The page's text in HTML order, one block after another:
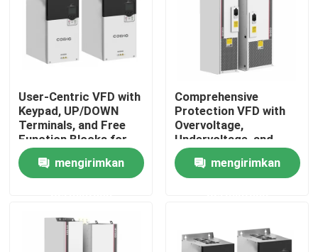
Rumah
User-Centric VFD with
Keypad, UP/DOWN
Terminals, and Free
Function Blocks for
Easy Operation and
Setup mengirimkan
Comprehensive
Protection VFD with
Overvoltage,
Undervoltage, and
Phase Loss Safety
Featuresmengirimkan